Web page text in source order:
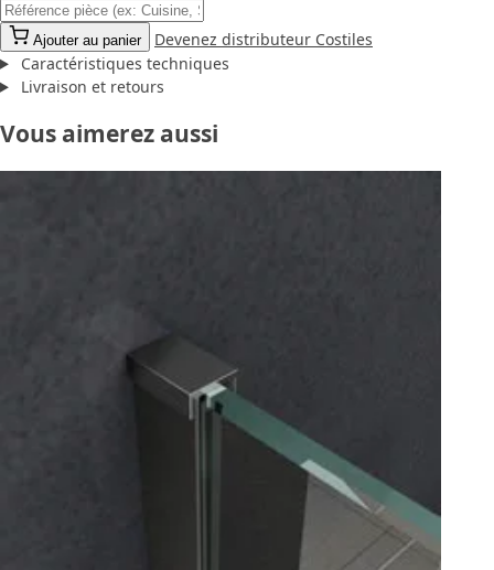
Ajouter au panier
Devenez distributeur Costiles
Caractéristiques techniques
Livraison et retours
Vous aimerez aussi